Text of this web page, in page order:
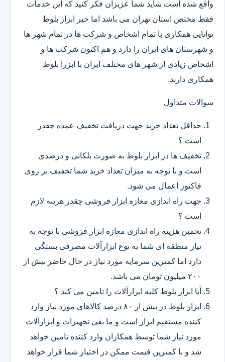
واقع شده است شاید شما عزیزان فکر کنید که این خدمات
فقط مختص استان تهران می باشد اما خیر ابزار بلوط
توانایی همکاری با تمام اشخاص و شرکت ها در تمام شهر ها
و شهرستان های ایران را دارد و هم اکنون شرکت ها و
اشخاص زیادی از شهر های مختلف ایران با ابزرا بلوط
همکاری دارند.
سوالات متداول
حداقل تعداد خرید جهت دریافت تخفیف عمده چقدر
است ؟
تخفیف ها در ابزار بلوط به صورت پلکانی و درصدی
است و با توجه به میزان تعداد خرید شما تخفیف بر روی
فاکتور اعمال می شود.
جهت راه اندازی مغازه ابزار فروشی چقدر هزینه لازم
است ؟
تخمین هزینه راه اندازی مغازه ابزار فروشی با توجه به
نیاز منطقه ای شما به نوع ابزارآلات مصرفی بستگی
دارد اما کمترین سرمایه مورد نیاز در حال حاضر بیش از
۲۰۰ میلیون تومان می باشد.
آیا ابزار بلوط کلیه ابزارآلات را تامین می کند ؟
ابزار بلوط در بیش از ۸۰ درصد کالاهای مورد نیاز وارد
کننده مستقیم ابزار است و ما بقی تجهیزات و ابزارآلات
مورد نیاز شما توسط همکاران وارد کننده تامین خواهد
شد و با کمترین قیمت ممکن در اختیار شما قرار خواهد